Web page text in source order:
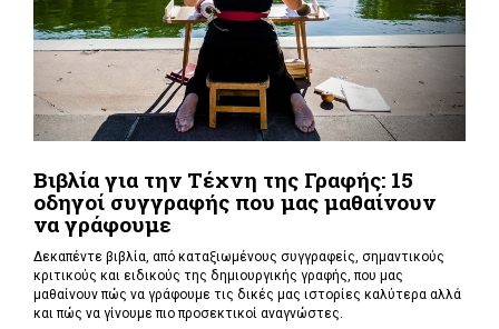
Βιβλία για την Τέχνη της Γραφής: 15
οδηγοί συγγραφής που μας μαθαίνουν
να γράφουμε
Δεκαπέντε βιβλία, από καταξιωμένους συγγραφείς, σημαντικούς
κριτικούς και ειδικούς της δημιουργικής γραφής, που μας
μαθαίνουν πώς να γράφουμε τις δικές μας ιστορίες καλύτερα αλλά
και πώς να γίνουμε πιο προσεκτικοί αναγνώστες.